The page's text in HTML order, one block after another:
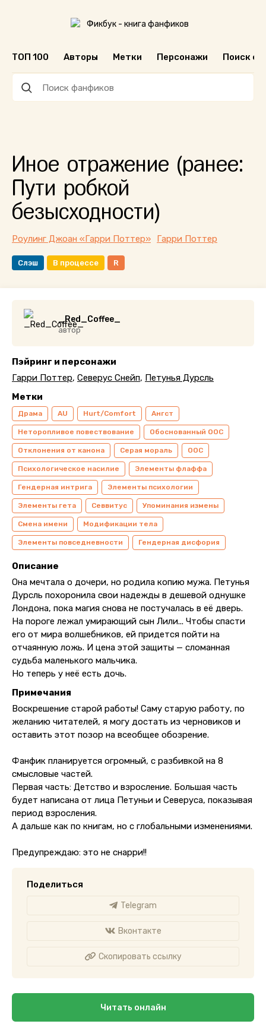
ТОП 100 Авторы Метки Персонажи Поиск
Иное отражение (ранее:
Пути робкой
безысходности)
Роулинг Джоан «Гарри Поттер» Гарри Поттер
Слэш В процессе R
_Red_Coffee_
автор
Пэйринг и персонажи
Гарри Поттер, Северус Снейп, Петунья Дурсль
Метки
Драма AU Hurt/Comfort Ангст
Неторопливое повествование Обоснованный ООС
Отклонения от канона Серая мораль ООС
Психологическое насилие Элементы флаффа
Гендерная интрига Элементы психологии
Элементы гета Севвитус Упоминания измены
Смена имени Модификации тела
Элементы повседневности Гендерная дисфория
Описание
Она мечтала о дочери, но родила копию мужа. Петунья
Дурсль похоронила свои надежды в дешевой однушке
Лондона, пока магия снова не постучалась в её дверь.
На пороге лежал умирающий сын Лили... Чтобы спасти
его от мира волшебников, ей придется пойти на
отчаянную ложь. И цена этой защиты — сломанная
судьба маленького мальчика.
Но теперь у неё есть дочь.
Примечания
Воскрешение старой работы! Саму старую работу, по
желанию читателей, я могу достать из черновиков и
оставить этот позор на всеобщее обозрение.
Фанфик планируется огромный, с разбивкой на 8
смысловые частей.
Первая часть: Детство и взросление. Большая часть
будет написана от лица Петуньи и Северуса, показывая
период взросления.
А дальше как по книгам, но с глобальными изменениями.
Предупреждаю: это не снарри!!
Поделиться
Telegram
Вконтакте
Скопировать ссылку
Читать онлайн